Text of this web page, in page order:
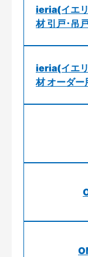
ieria(イエ
材 引戸･吊
ieria(イエ
材 オーダー